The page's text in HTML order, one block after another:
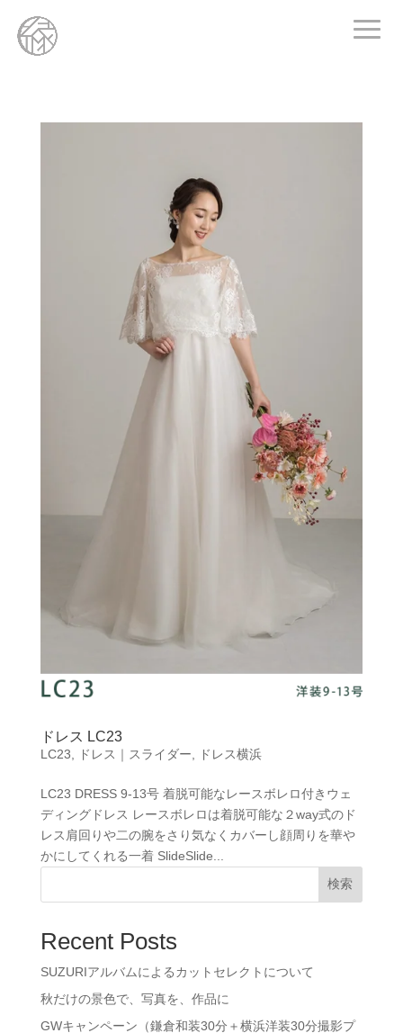
ドレス LC23
LC23 ドレス｜スライダー ドレス横浜
LC23 DRESS 9-13号 着脱可能なレースボレロ付きウェ
ディングドレス レースボレロは着脱可能な２way式のド
レス肩回りや二の腕をさり気なくカバーし顔周りを華や
かにしてくれる一着 SlideSlide...
検索
Recent Posts
SUZURIアルバムによるカットセレクトについて
秋だけの景色で、写真を、作品に
GWキャンペーン（鎌倉和装30分＋横浜洋装30分撮影プ